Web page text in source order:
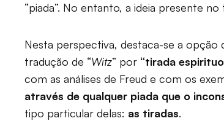
“piada”. No entanto, a ideia presente
Nesta perspectiva, destaca-se a opção
tradução de “Witz” por “tirada
com as análises de Freud e com os
através de qualquer piada que o
tipo particular delas: as tiradas.